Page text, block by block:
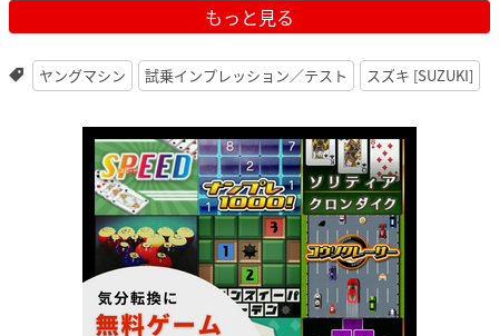
もっと見る
ヤングマシン 試乗インプレッション／テスト スズキ [SUZUKI]